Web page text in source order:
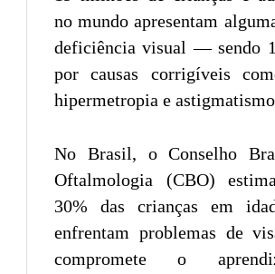
no mundo apresentam
deficiência visual — sendo
por causas corrigíveis
hipermetropia e
No Brasil, o Conselho
Oftalmologia (CBO)
30% das crianças em
enfrentam problemas de
compromete o